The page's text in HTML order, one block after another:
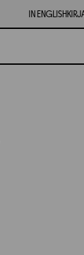
IN ENGLISH